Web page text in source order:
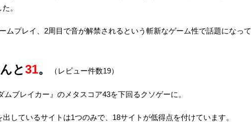
。
ムプレイ、2周目で音が解禁されるという斬新なゲーム性で話題になって
と31。 （レビュー件数19）
ムブレイカー』のメタスコア43を下回るクソゲーに。
しているサイトは1つのみで、18サイトが低得点を付けています。